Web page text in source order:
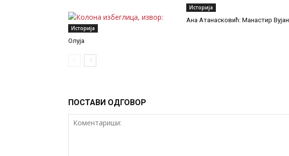
Историја
Олуја
Историја
Ана Атанасковић: Манастир Вујан
ПОСТАВИ ОДГОВОР